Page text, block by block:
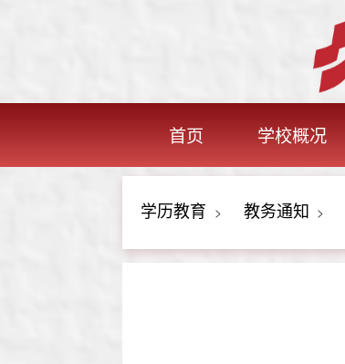
首页 学校概况
学历教育 > 教务通知 >